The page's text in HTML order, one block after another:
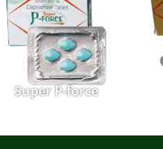
Super P-force